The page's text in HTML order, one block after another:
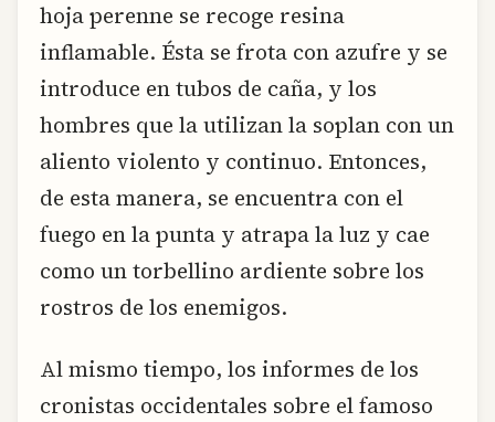
hoja perenne se recoge resina
inflamable. Ésta se frota con azufre y se
introduce en tubos de caña, y los
hombres que la utilizan la soplan con un
aliento violento y continuo. Entonces,
de esta manera, se encuentra con el
fuego en la punta y atrapa la luz y cae
como un torbellino ardiente sobre los
rostros de los enemigos.
Al mismo tiempo, los informes de los
cronistas occidentales sobre el famoso